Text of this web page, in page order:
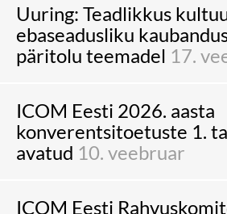
Uuring: Teadlikkus
ebaseadusliku
päritolu teemadel 17.
ICOM Eesti 2026. aasta
konverentsitoetuste 1.
avatud 10. veebruar
ICOM Eesti